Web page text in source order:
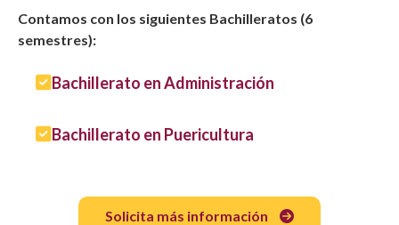
Contamos con los siguientes Bachilleratos (6
semestres):
Bachillerato en Administración
Bachillerato en Puericultura
Solicita más información